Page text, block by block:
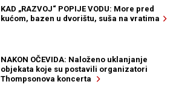
KAD „RAZVOJ“ POPIJE VODU: More pred
kućom, bazen u dvorištu, suša na vratima
NAKON OČEVIDA: Naloženo uklanjanje
objekata koje su postavili organizatori
Thompsonova koncerta